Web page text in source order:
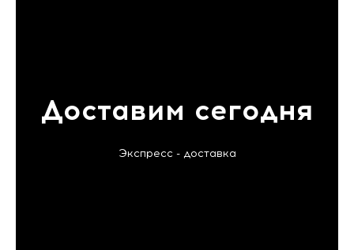
Доставим сегодня
Экспресс - доставка